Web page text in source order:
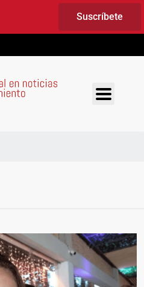
Suscríbete